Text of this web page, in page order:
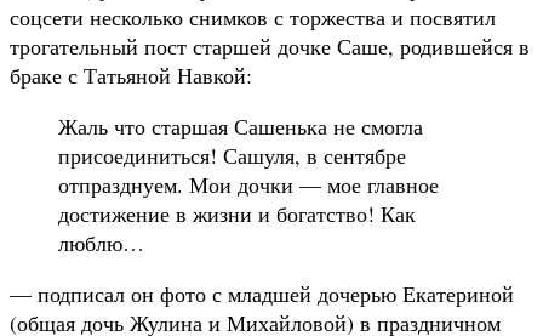
соцсети несколько снимков с торжества и посвятил
трогательный пост старшей дочке Саше, родившейся в
браке с Татьяной Навкой:
Жаль что старшая Сашенька не смогла
присоединиться! Сашуля, в сентябре
отпразднуем. Мои дочки — мое главное
достижение в жизни и богатство! Как
люблю…
— подписал он фото с младшей дочерью Екатериной
(общая дочь Жулина и Михайловой) в праздничном